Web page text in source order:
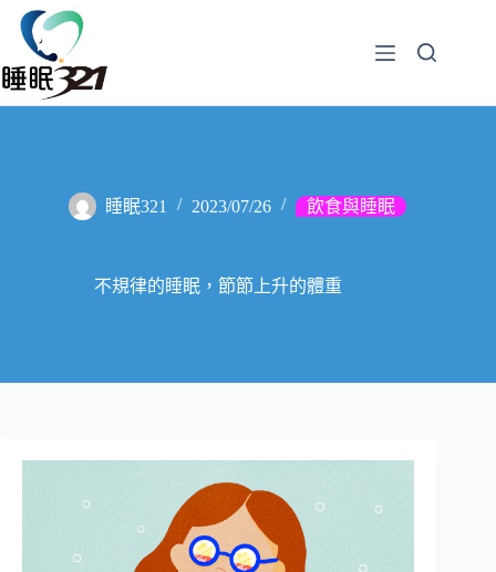
睡眠321 2023/07/26 飲食與睡眠
不規律的睡眠，節節上升的體重